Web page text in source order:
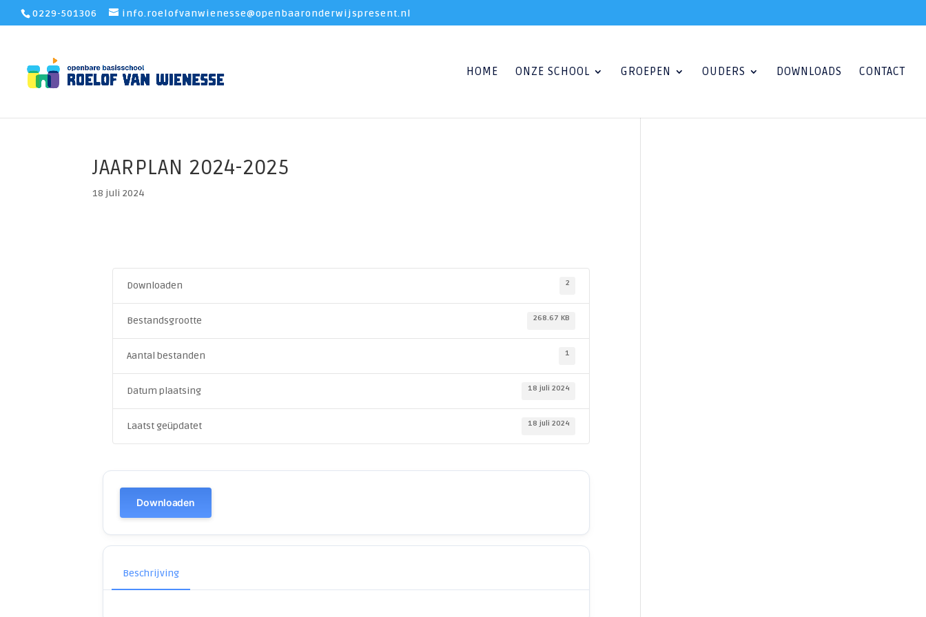
0229-501306 info.roelofvanwienesse@openbaaronderwijspresent.nl
HOME ONZE SCHOOL GROEPEN OUDERS DOWNLOADS CONTACT
JAARPLAN 2024-2025
18 juli 2024
Downloaden 2
Bestandsgrootte 268.67 KB
Aantal bestanden 1
Datum plaatsing 18 juli 2024
Laatst geüpdatet 18 juli 2024
Downloaden
Beschrijving